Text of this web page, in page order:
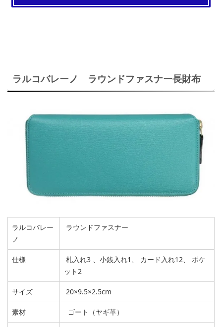
ラルコバレーノ ラウンドファスナー長財布
ラルコバレー
ノ
ラウンドファスナー
仕様
札入れ3 、小銭入れ1、 カード入れ12、 ポケ
ット2
サイズ 20×9.5×2.5cm
素材 ゴート（ヤギ革）